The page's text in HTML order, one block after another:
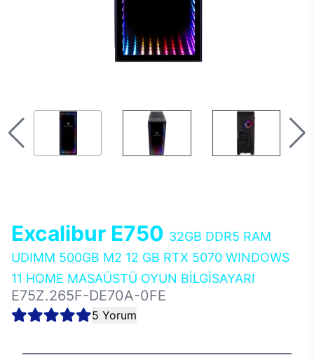
Excalibur E750 32GB DDR5 RAM
UDIMM 500GB M2 12 GB RTX 5070 WINDOWS
11 HOME MASAÜSTÜ OYUN BİLGİSAYARI
E75Z.265F-DE70A-0FE
5 Yorum